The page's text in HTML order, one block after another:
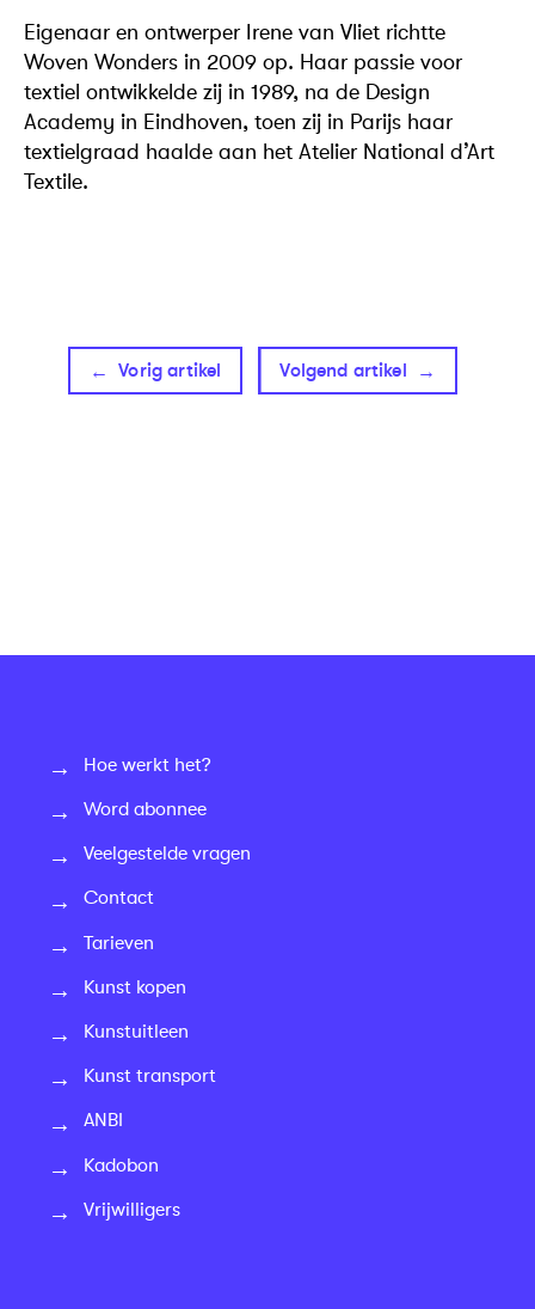
Eigenaar en ontwerper Irene van Vliet richtte
Woven Wonders in 2009 op. Haar passie voor
textiel ontwikkelde zij in 1989, na de Design
Academy in Eindhoven, toen zij in Parijs haar
textielgraad haalde aan het Atelier National d’Art
Textile.
Vorig artikel Volgend artikel
Hoe werkt het?
Word abonnee
Veelgestelde vragen
Contact
Tarieven
Kunst kopen
Kunstuitleen
Kunst transport
ANBI
Kadobon
Vrijwilligers